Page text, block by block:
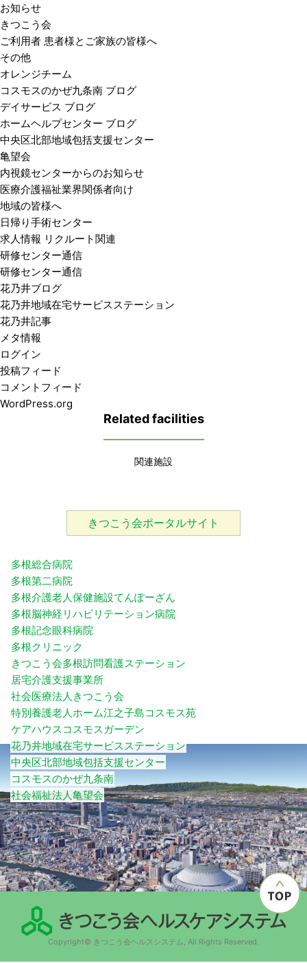
お知らせ
きつこう会
ご利用者 患者様とご家族の皆様へ
その他
オレンジチーム
コスモスのかぜ九条南 ブログ
デイサービス ブログ
ホームヘルプセンター ブログ
中央区北部地域包括支援センター
亀望会
内視鏡センターからのお知らせ
医療介護福祉業界関係者向け
地域の皆様へ
日帰り手術センター
求人情報 リクルート関連
研修センター通信
研修センター通信
花乃井ブログ
花乃井地域在宅サービスステーション
花乃井記事
メタ情報
ログイン
投稿フィード
コメントフィード
WordPress.org
Related facilities
関連施設
きつこう会ポータルサイト
多根総合病院
多根第二病院
多根介護老人保健施設てんぽーざん
多根脳神経リハビリテーション病院
多根記念眼科病院
多根クリニック
きつこう会多根訪問看護ステーション
居宅介護支援事業所
社会医療法人きつこう会
特別養護老人ホーム江之子島コスモス苑
ケアハウスコスモスガーデン
花乃井地域在宅サービスステーション
中央区北部地域包括支援センター
コスモスのかぜ九条南
社会福祉法人亀望会
Copyright© きつこう会ヘルスシステム, All Rights Reserved.